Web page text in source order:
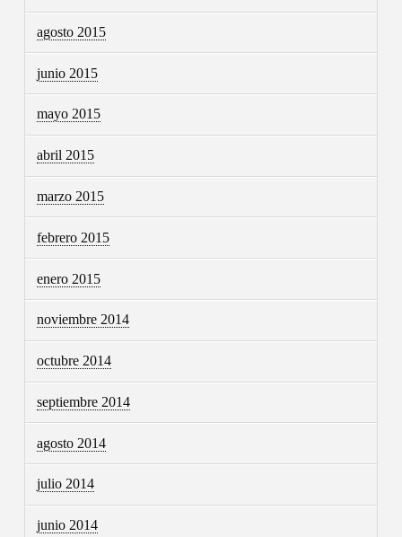
agosto 2015
junio 2015
mayo 2015
abril 2015
marzo 2015
febrero 2015
enero 2015
noviembre 2014
octubre 2014
septiembre 2014
agosto 2014
julio 2014
junio 2014